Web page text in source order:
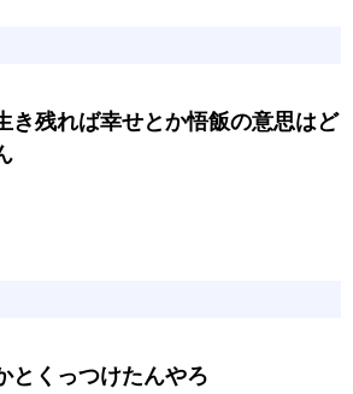
き残れば幸せとか悟飯の意思はど
とくっつけたんやろ